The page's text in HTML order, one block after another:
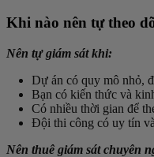
Khi nào nên tự theo
Nên tự giám sát khi:
Dự án có quy mô nhỏ,
Bạn có kiến thức và
Có nhiều thời gian để
Đội thi công có uy tín
Nên thuê giám sát chuyên